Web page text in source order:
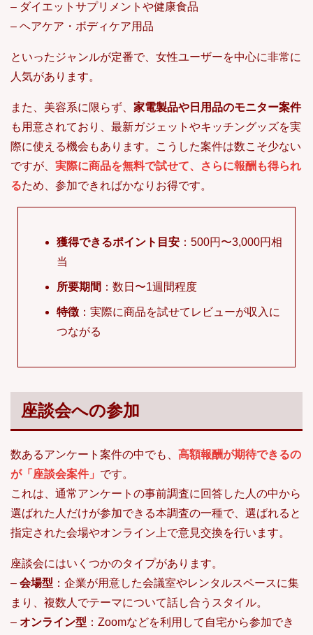
– ダイエットサプリメントや健康食品
– ヘアケア・ボディケア用品
といったジャンルが定番で、女性ユーザーを中心に非常に
人気があります。
また、美容系に限らず、 家電製品や日用品のモニター案件
も用意されており、最新ガジェットやキッチングッズを実
際に使える機会もあります。こうした案件は数こそ少ない
ですが、 実際に商品を無料で試せて、さらに報酬も得られ
るため、参加できればかなりお得です。
獲得できるポイント目安 ：500円〜3,000円相
当
所要期間 ：数日〜1週間程度
特徴 ：実際に商品を試せてレビューが収入に
つながる
座談会への参加
数あるアンケート案件の中でも、 高額報酬が期待できるの
が「座談会案件」 です。
これは、通常アンケートの事前調査に回答した人の中から
選ばれた人だけが参加できる本調査の一種で、選ばれると
指定された会場やオンライン上で意見交換を行います。
座談会にはいくつかのタイプがあります。
– 会場型 ：企業が用意した会議室やレンタルスペースに集
まり、複数人でテーマについて話し合うスタイル。
– オンライン型 ：Zoomなどを利用して自宅から参加でき